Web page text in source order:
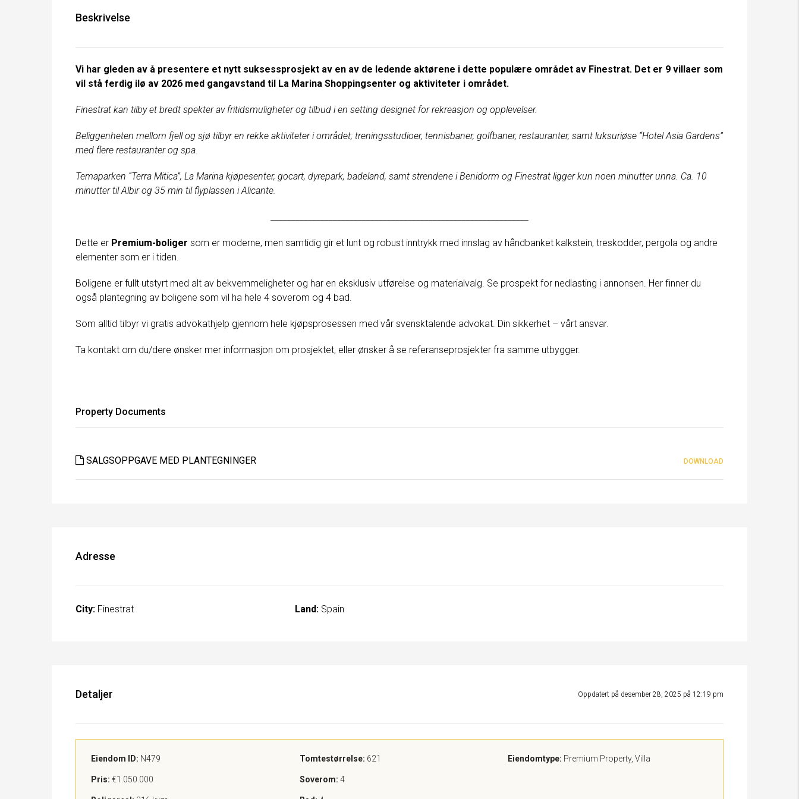
Beskrivelse
Vi har gleden av å presentere et nytt suksessprosjekt av en av de ledende aktørene i dette populære området av Finestrat. Det er 9 villaer som
vil stå ferdig ilø av 2026 med gangavstand til La Marina Shoppingsenter og aktiviteter i området.
Finestrat kan tilby et bredt spekter av fritidsmuligheter og tilbud i en setting designet for rekreasjon og opplevelser.
Beliggenheten mellom fjell og sjø tilbyr en rekke aktiviteter i området; treningsstudioer, tennisbaner, golfbaner, restauranter, samt luksuriøse “Hotel Asia Gardens”
med flere restauranter og spa.
Temaparken “Terra Mitica”, La Marina kjøpesenter, gocart, dyrepark, badeland, samt strendene i Benidorm og Finestrat ligger kun noen minutter unna. Ca. 10
minutter til Albir og 35 min til flyplassen i Alicante.
Dette er Premium-boliger som er moderne, men samtidig gir et lunt og robust inntrykk med innslag av håndbanket kalkstein, treskodder, pergola og andre
elementer som er i tiden.
Boligene er fullt utstyrt med alt av bekvemmeligheter og har en eksklusiv utførelse og materialvalg. Se prospekt for nedlasting i annonsen. Her finner du
også plantegning av boligene som vil ha hele 4 soverom og 4 bad.
Som alltid tilbyr vi gratis advokathjelp gjennom hele kjøpsprosessen med vår svensktalende advokat. Din sikkerhet – vårt ansvar.
Ta kontakt om du/dere ønsker mer informasjon om prosjektet, eller ønsker å se referanseprosjekter fra samme utbygger.
Property Documents
SALGSOPPGAVE MED PLANTEGNINGER DOWNLOAD
Adresse
City: Finestrat Land:Spain
Detaljer Oppdatert på desember 28, 2025 på 12:19 pm
Eiendom ID: N479
Pris: €1.050.000
Tomtestørrelse: 621
Soverom: 4
Eiendomtype: Premium Property, Villa